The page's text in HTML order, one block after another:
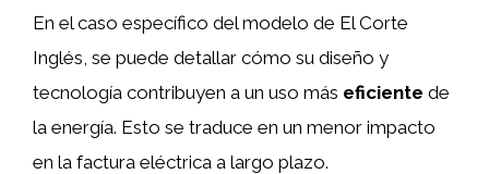
En el caso específico del modelo de El Corte
Inglés, se puede detallar cómo su diseño y
tecnología contribuyen a un uso más eficiente de
la energía. Esto se traduce en un menor impacto
en la factura eléctrica a largo plazo.